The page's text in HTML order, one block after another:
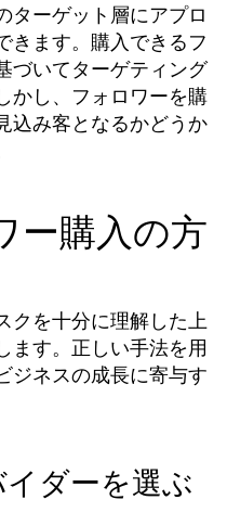
ターゲット層にアプロ
きます。購入できるフ
づいてターゲティング
かし、フォロワーを購
込み客となるかどうか
ー購入の方
クを十分に理解した上
ます。正しい手法を用
ジネスの成長に寄与す
ダーを選ぶ